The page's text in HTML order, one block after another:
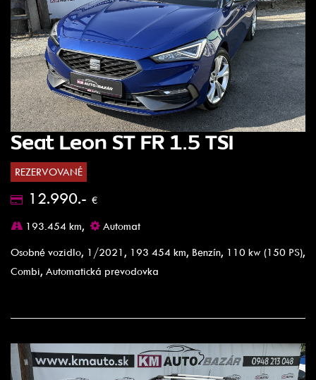
Seat Leon ST FR 1.5 TSI
REZERVOVANÉ
12.990.- €
193.454 km,
Automat
Osobné vozidlo, 1/2021, 193 454 km, Benzín, 110 kw (150 PS),
Combi, Automatická prevodovka